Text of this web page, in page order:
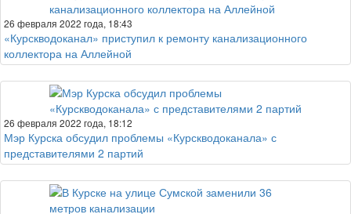
26 февраля 2022 года, 18:43
«Курскводоканал» приступил к ремонту канализационного
коллектора на Аллейной
26 февраля 2022 года, 18:12
Мэр Курска обсудил проблемы «Курскводоканала» с
представителями 2 партий